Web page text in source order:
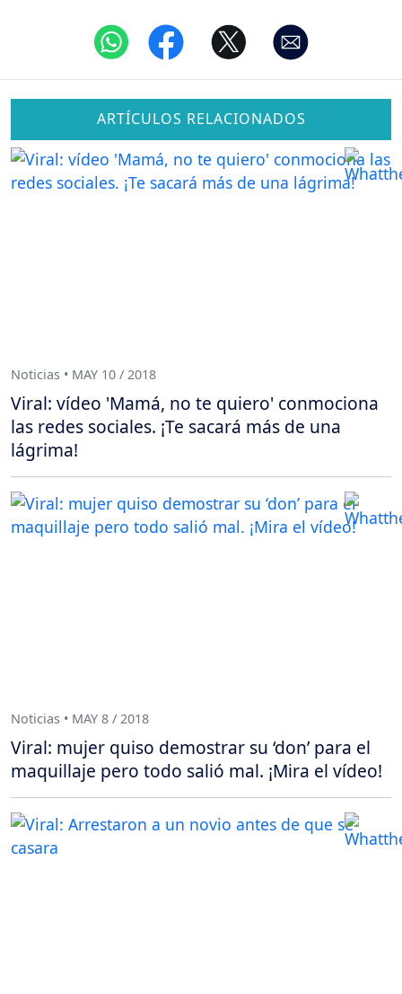
ARTÍCULOS RELACIONADOS
Noticias • MAY 10 / 2018
Viral: vídeo 'Mamá, no te quiero' conmociona
las redes sociales. ¡Te sacará más de una
lágrima!
Noticias • MAY 8 / 2018
Viral: mujer quiso demostrar su ‘don’ para el
maquillaje pero todo salió mal. ¡Mira el vídeo!